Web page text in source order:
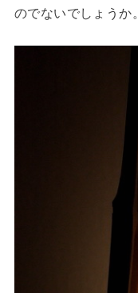
のでないでしょうか。